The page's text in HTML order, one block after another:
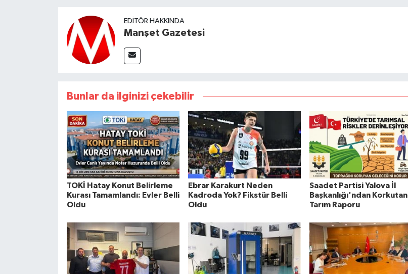
EDITÖR HAKKINDA
Manşet Gazetesi
Bunlar da ilginizi çekebilir
TOKİ Hatay Konut Belirleme
Kurası Tamamlandı: Evler Belli
Oldu
Ebrar Karakurt Neden
Kadroda Yok? Fikstür Belli
Oldu
Saadet Partisi Yalova İl
Başkanlığı'ndan Korkutan
Tarım Raporu